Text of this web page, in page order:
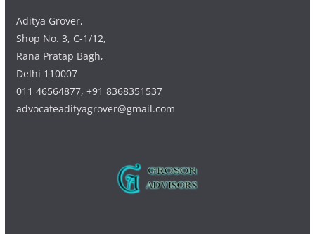
Aditya Grover,
Shop No. 3, C-1/12,
Rana Pratap Bagh,
Delhi 110007
011 46564877, +91 8368351537
advocateadityagrover@gmail.com